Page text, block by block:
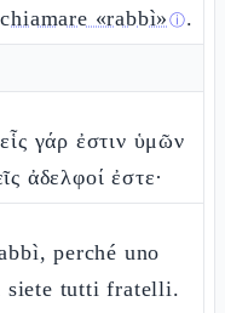
«rabbì» ⓘ.
γάρ ἐστιν ὑμῶν
ἀδελφοί ἐστε·
perché uno
siete tutti fratelli.